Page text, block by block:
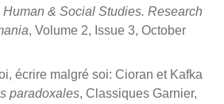
Human & Social Studies. Research
, Volume 2, Issue 3, October
écrire malgré soi: Cioran et Kafka
paradoxales, Classiques Garnier,